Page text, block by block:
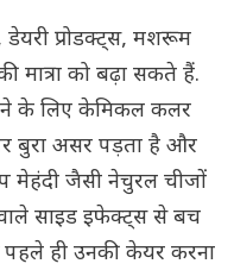
प्रोडक्ट्स, मशरूम
को बढ़ा सकते हैं.
के लिए केमिकल कलर
बुरा असर पड़ता है और
जैसी नेचुरल चीजों
साइड इफेक्ट्स से बच
ही उनकी केयर करना